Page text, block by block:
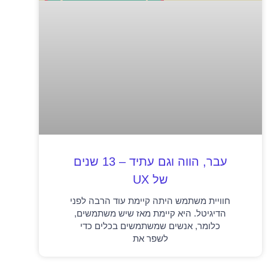
עבר, הווה וגם עתיד – 13 שנים
של UX
חוויית משתמש היתה קיימת עוד הרבה לפני
הדיגיטל. היא קיימת מאז שיש משתמשים,
כלומר, אנשים שמשתמשים בכלים כדי
לשפר את